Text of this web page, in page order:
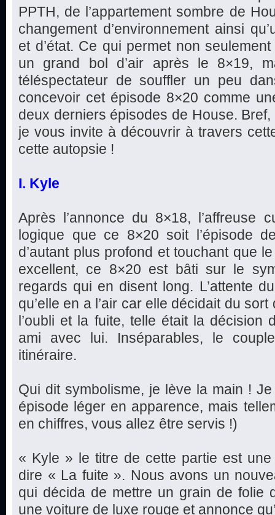
PPTH, de l’appartement sombre de
changement d’environnement ainsi
et d’état. Ce qui permet non
un grand bol d’air après le 8×19,
téléspectateur de souffler un peu
concevoir cet épisode 8×20 comme
deux derniers épisodes de House.
je vous invite à découvrir à travers
cette autopsie !
I. Kyle
Après l’annonce du 8×18, l’affreuse
logique que ce 8×20 soit l’épisode
d’autant plus profond et touchant que
excellent, ce 8×20 est bâti sur le
regards qui en disent long. L’attente
qu’elle en a l’air car elle décidait du
l’oubli et la fuite, telle était la décision
ami avec lui. Inséparables, le
itinéraire.
Qui dit symbolisme, je lève la main !
épisode léger en apparence, mais
en chiffres, vous allez être servis !)
« Kyle » le titre de cette partie est
dire « La fuite ». Nous avons un
qui décida de mettre un grain de folie
une voiture de luxe rouge et annonce